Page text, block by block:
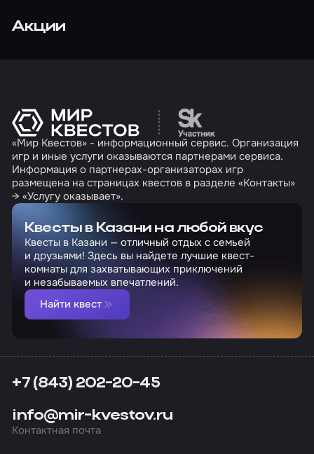
Акции
Перейти на сайт
«Мир Квестов» - информационный сервис. Организация
игр и иные услуги оказываются партнерами сервиса.
Информация о партнерах-организаторах игр
размещена на страницах квестов в разделе «Контакты»
→ «Услугу оказывает».
Квесты в Казани на любой вкус
Квесты в Казани — отличный отдых с семьей
и друзьями! Здесь вы найдете лучшие квест-
комнаты для захватывающих приключений
и незабываемых впечатлений.
Найти квест
+7 (843) 202-20-45
info@mir-kvestov.ru
Контактная почта